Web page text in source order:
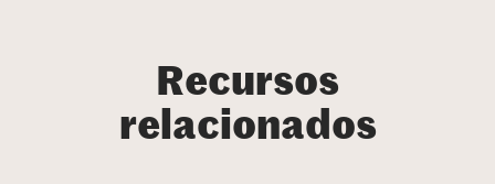
Recursos
relacionados